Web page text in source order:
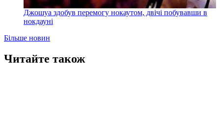
Джошуа здобув перемогу нокаутом, двічі побувавши в
нокдауні
Більше новин
Читайте також